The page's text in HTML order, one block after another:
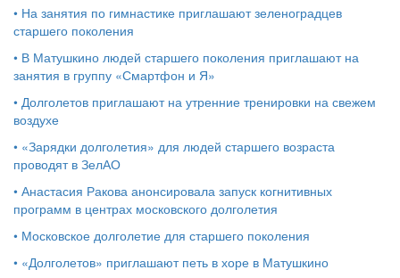
• На занятия по гимнастике приглашают зеленоградцев
старшего поколения
• В Матушкино людей старшего поколения приглашают на
занятия в группу «Смартфон и Я»
• Долголетов приглашают на утренние тренировки на свежем
воздухе
• «Зарядки долголетия» для людей старшего возраста
проводят в ЗелАО
• Анастасия Ракова анонсировала запуск когнитивных
программ в центрах московского долголетия
• Московское долголетие для старшего поколения
• «Долголетов» приглашают петь в хоре в Матушкино